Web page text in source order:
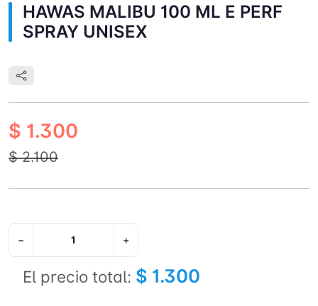
HAWAS MALIBU 100 ML E PERF
SPRAY UNISEX
$ 1.300
$ 2.100
− +
El precio total: $ 1.300